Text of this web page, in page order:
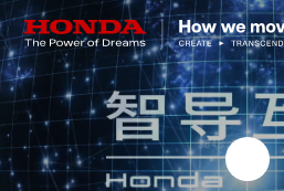
关于Honda
Honda纯电